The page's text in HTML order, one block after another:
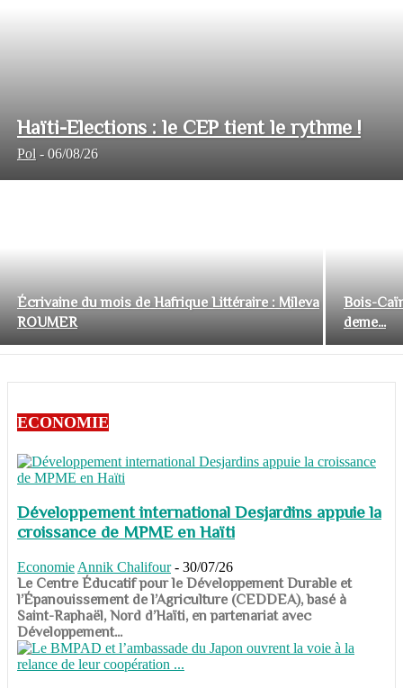
Haïti-Elections : le CEP tient le rythme !
Pol - 06/08/26
Écrivaine du mois de Hafrique Littéraire : Mileva
ROUMER
Bois-
deme...
ECONOMIE
Développement international Desjardins appuie la
croissance de MPME en Haïti
Economie Annik Chalifour - 30/07/26
​​​​​​​Le Centre Éducatif pour le Développement Durable et
l’Épanouissement de l’Agriculture (CEDDEA), basé à
Saint-Raphaël, Nord d’Haïti, en partenariat avec
Développement...